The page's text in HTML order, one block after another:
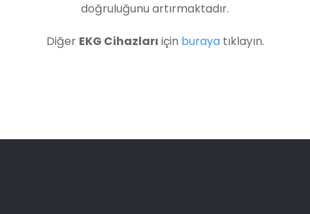
doğruluğunu artırmaktadır.
Diğer EKG Cihazları için burayatıklayın.